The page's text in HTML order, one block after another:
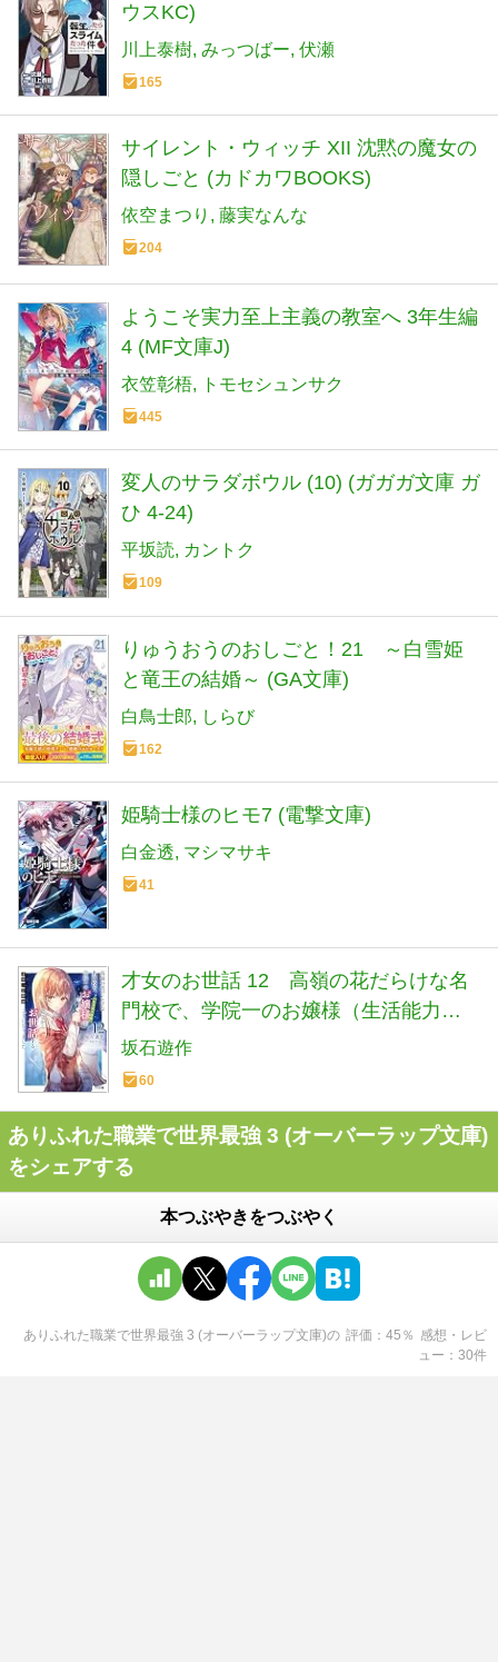
ウスKC)
川上泰樹 みっつばー 伏瀬
165
サイレント・ウィッチ XII 沈黙の魔女の
隠しごと (カドカワBOOKS)
依空まつり 藤実なんな
204
ようこそ実力至上主義の教室へ 3年生編
4 (MF文庫J)
衣笠彰梧 トモセシュンサク
445
変人のサラダボウル (10) (ガガガ文庫 ガ
ひ 4-24)
平坂読 カントク
109
りゅうおうのおしごと！21 ～白雪姫
と竜王の結婚～ (GA文庫)
白鳥士郎 しらび
162
姫騎士様のヒモ7 (電撃文庫)
白金透 マシマサキ
41
才女のお世話 12 高嶺の花だらけな名
門校で、学院一のお嬢様（生活能力皆
無）を陰ながらお世話することになり
ました (HJ文庫 さ 07-03-12)
坂石遊作
60
ありふれた職業で世界最強 3 (オーバーラップ文庫)
をシェアする
本つぶやきをつぶやく
ありふれた職業で世界最強 3 (オーバーラップ文庫)の 評価 45 ％ 感想・レビ
ュー
30件